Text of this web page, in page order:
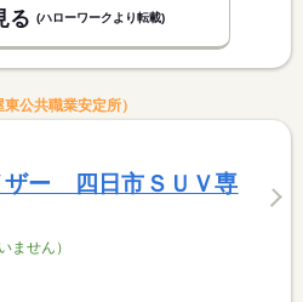
る (ハローワークより転載)
公共職業安定所）
ザー 四日市ＳＵＶ専
ません）